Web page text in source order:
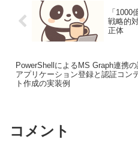
「
戦略的
正体
PowerShellによるMS Graph連携の
アプリケーション登録と認証コン
ト作成の実装例
コメント